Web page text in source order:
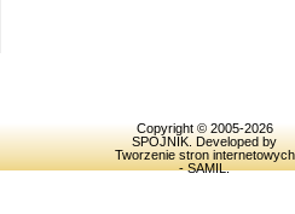
Copyright © 2005-2026
SPOJNIK . Developed by
Tworzenie stron internetowych
- SAMIL.